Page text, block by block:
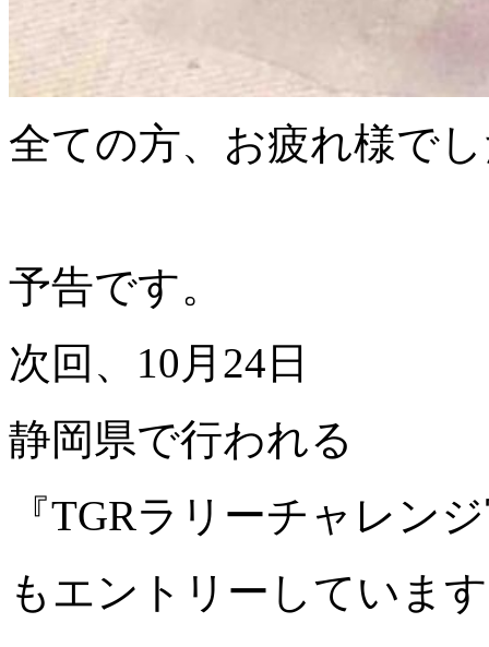
全ての方、お疲れ様で
予告です。
次回、10月24日
静岡県で行われる
『TGRラリーチャレン
もエントリーしていま